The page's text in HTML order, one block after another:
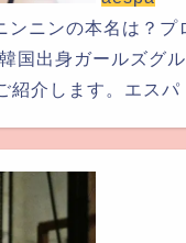
ニンの本名は？プ
国出身ガールズグ
紹介します。エス